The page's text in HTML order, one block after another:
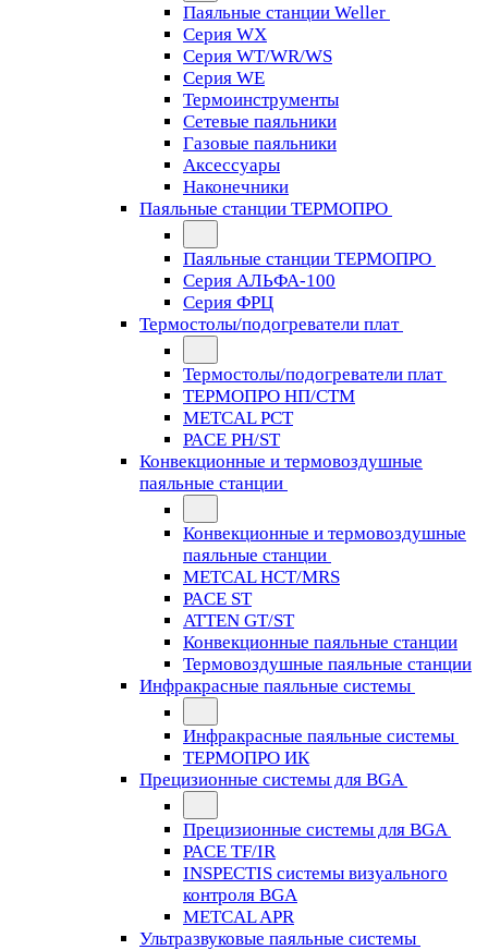
Паяльные станции Weller
Серия WX
Серия WT/WR/WS
Серия WE
Термоинструменты
Сетевые паяльники
Газовые паяльники
Аксессуары
Наконечники
Паяльные станции ТЕРМОПРО
Паяльные станции ТЕРМОПРО
Серия АЛЬФА-100
Серия ФРЦ
Термостолы/подогреватели плат
Термостолы/подогреватели плат
ТЕРМОПРО НП/СТМ
METCAL PCT
PACE PH/ST
Конвекционные и термовоздушные
паяльные станции
Конвекционные и термовоздушные
паяльные станции
METCAL HCT/MRS
PACE ST
ATTEN GT/ST
Конвекционные паяльные станции
Термовоздушные паяльные станции
Инфракрасные паяльные системы
Инфракрасные паяльные системы
ТЕРМОПРО ИК
Прецизионные системы для BGA
Прецизионные системы для BGA
PACE TF/IR
INSPECTIS системы визуального
контроля BGA
METCAL APR
Ультразвуковые паяльные системы